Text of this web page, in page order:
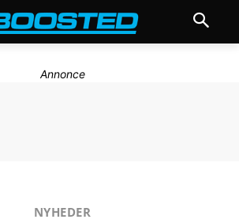
Annonce
NYHEDER